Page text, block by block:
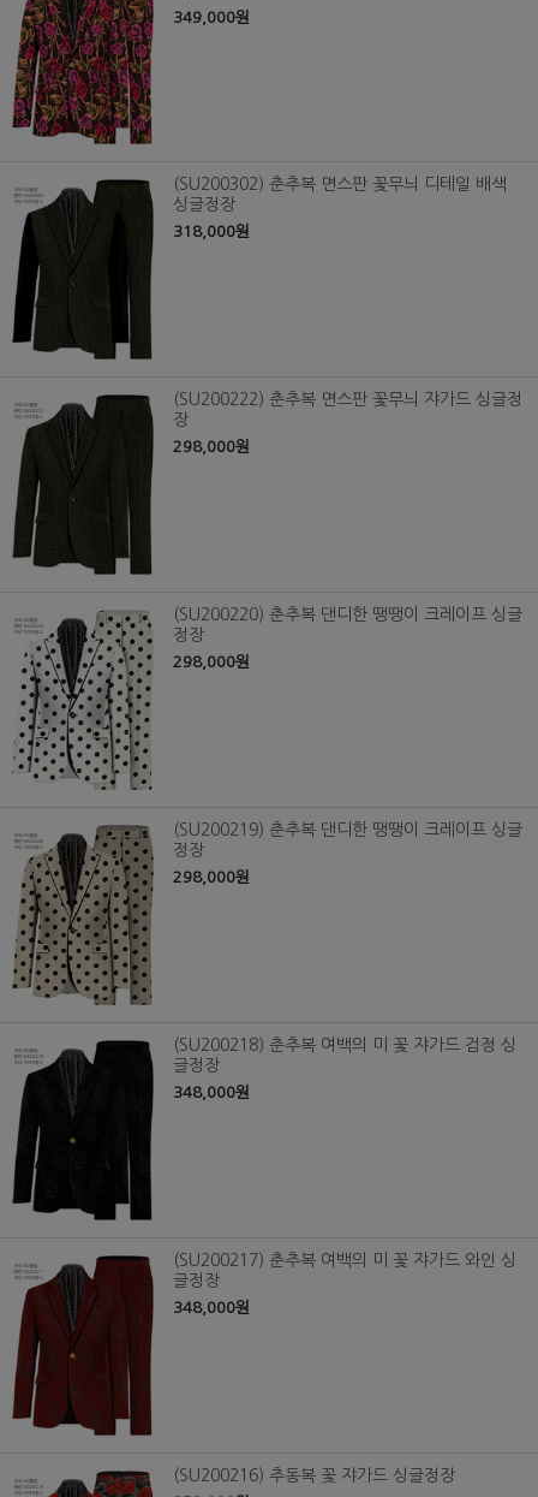
349,000원
(SU200302) 춘추복 면스판 꽃무늬 디테일 배색
싱글정장
318,000원
(SU200222) 춘추복 면스판 꽃무늬 쟈가드 싱글정
장
298,000원
(SU200220) 춘추복 댄디한 땡땡이 크레이프 싱글
정장
298,000원
(SU200219) 춘추복 댄디한 땡땡이 크레이프 싱글
정장
298,000원
(SU200218) 춘추복 여백의 미 꽃 쟈가드 검정 싱
글정장
348,000원
(SU200217) 춘추복 여백의 미 꽃 쟈가드 와인 싱
글정장
348,000원
(SU200216) 추동복 꽃 쟈가드 싱글정장